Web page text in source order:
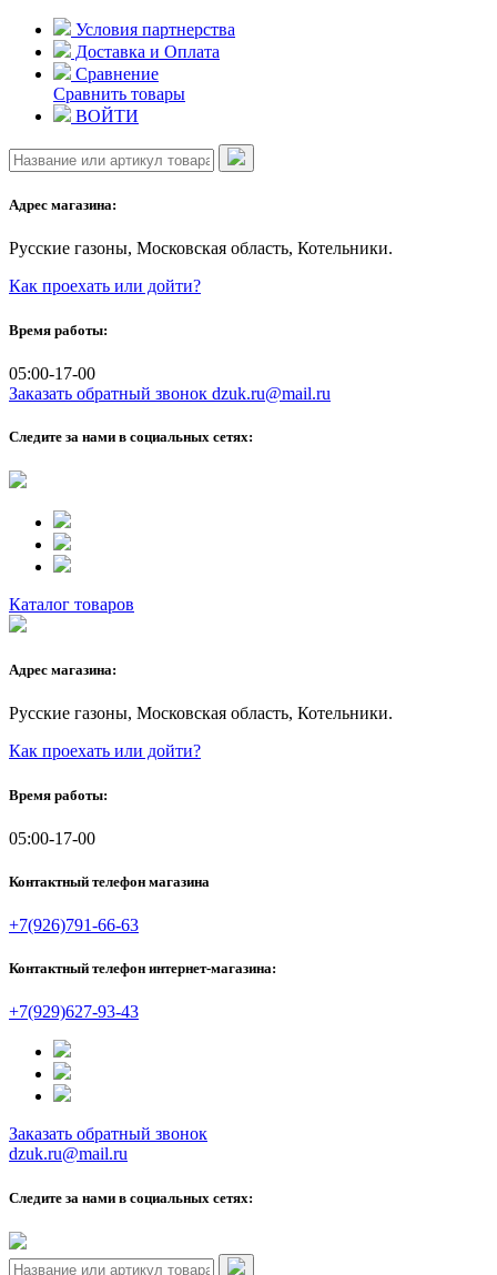
Skip
content
Условия партнерства
Доставка и Оплата
Сравнение
Сравнить товары
ВОЙТИ
Адрес магазина:
Русские газоны, Московская область, Котельники.
Как проехать или дойти?
Время работы:
05:00-17-00
Заказать обратный звонок dzuk.ru@mail.ru
Следите за нами в социальных сетях:
Каталог товаров
Адрес магазина:
Русские газоны, Московская область, Котельники.
Как проехать или дойти?
Время работы:
05:00-17-00
Контактный телефон магазина
+7(926)791-66-63
Контактный телефон интернет-магазина:
+7(929)627-93-43
Заказать обратный звонок
dzuk.ru@mail.ru
Следите за нами в социальных сетях: